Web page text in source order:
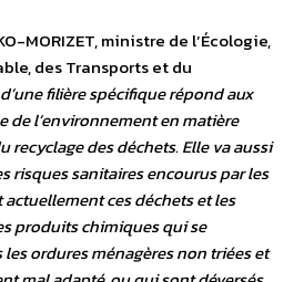
MORIZET, ministre de l’Écologie,
des Transports et du
filière spécifique répond aux
de l’environnement en matière
recyclage des déchets. Elle va aussi
risques sanitaires encourus par les
ces déchets et les
produits chimiques qui se
ordures ménagères non triées et